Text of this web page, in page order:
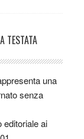
TESTATA
una
senza
editoriale ai